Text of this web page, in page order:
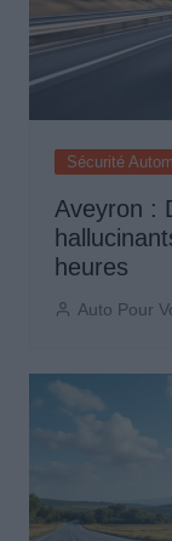
Sécurité
Aveyron :
heures
Auto Pour